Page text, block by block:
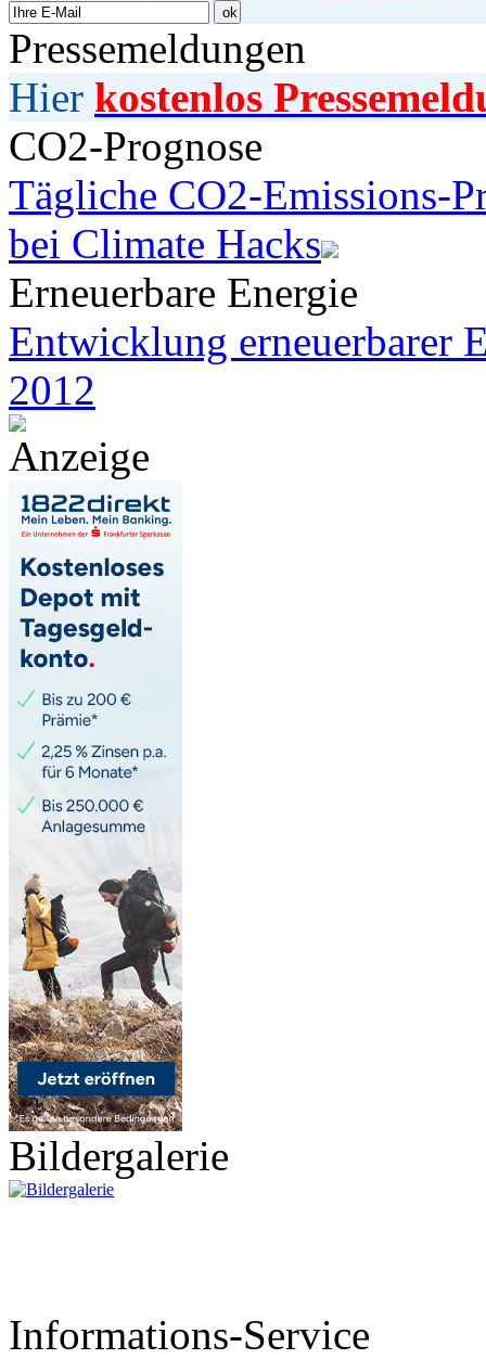
Pressemeldungen
Hier kostenlos
CO2-Prognose
Tägliche CO2-Emissions-
bei Climate Hacks
Erneuerbare Energie
Entwicklung erneuerbarer
2012
Anzeige
Bildergalerie
Informations-Service